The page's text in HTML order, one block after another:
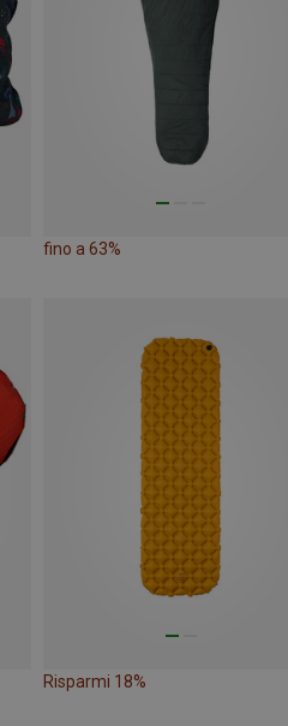
fino a 63%
Risparmi 18%